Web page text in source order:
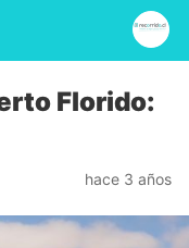
Florido:
hace 3 años